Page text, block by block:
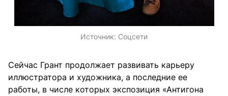
Источник: Соцсети
Сейчас Грант продолжает развивать карьеру
иллюстратора и художника, а последние ее
работы, в числе которых экспозиция «Антигона